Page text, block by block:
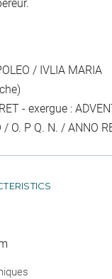
/ IVLIA MARIA
- exergue :
/ O. P Q. N. / ANNO